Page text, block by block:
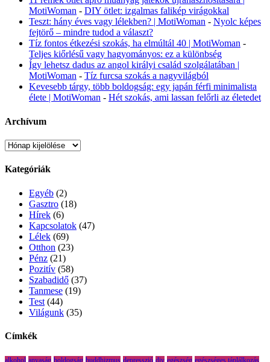
MotiWoman - DIY ötlet: izgalmas falikép virágokkal
Teszt: hány éves vagy lélekben? | MotiWoman - Nyolc képes
fejtörő – mindre tudod a választ?
Tíz fontos étkezési szokás, ha elmúltál 40 | MotiWoman -
Teljes kiőrlésű vagy hagyományos: ez a különbség
Így lehetsz dadus az angol királyi család szolgálatában |
MotiWoman - Tíz furcsa szokás a nagyvilágból
Kevesebb tárgy, több boldogság: egy japán férfi minimalista
élete | MotiWoman - Hét szokás, ami lassan felőrli az életedet
Archívum
Archívum
Kategóriák
Egyéb (2)
Gasztro (18)
Hírek (6)
Kapcsolatok (47)
Lélek (69)
Otthon (23)
Pénz (21)
Pozitív (58)
Szabadidő (37)
Tanmese (19)
Test (44)
Világunk (35)
Címkék
alkohol anyaság boldogság buddhizmus depresszió diy egészség egészséges táplálkozás